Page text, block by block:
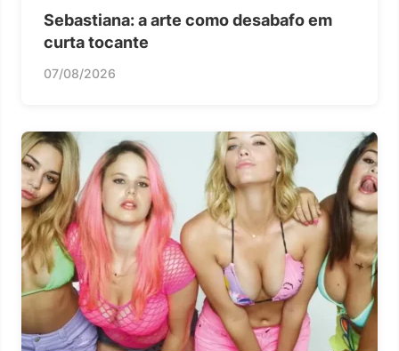
Sebastiana: a arte como desabafo em
curta tocante
07/08/2026